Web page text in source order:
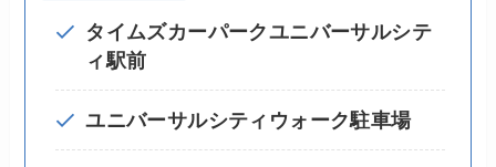
タイムズカーパークユニバーサルシテ
ィ駅前
ユニバーサルシティウォーク駐車場